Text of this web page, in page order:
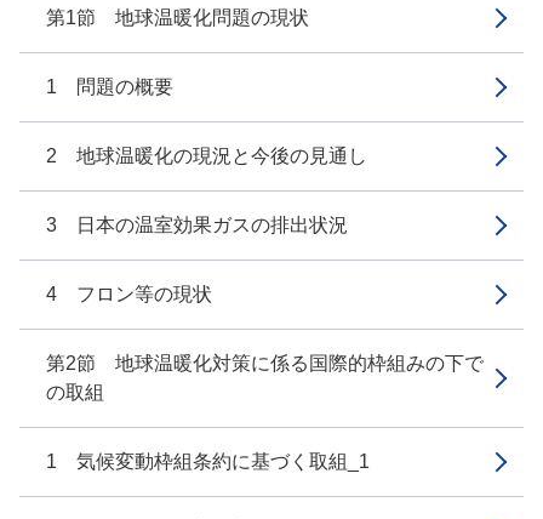
第1節 地球温暖化問題の現状
1 問題の概要
2 地球温暖化の現況と今後の見通し
3 日本の温室効果ガスの排出状況
4 フロン等の現状
第2節 地球温暖化対策に係る国際的枠組みの下で
の取組
1 気候変動枠組条約に基づく取組_1